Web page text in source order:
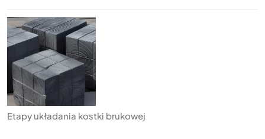
Etapy układania kostki brukowej